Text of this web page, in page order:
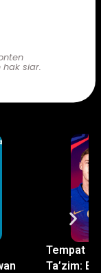
siar.
Tempat
Ta’zim: